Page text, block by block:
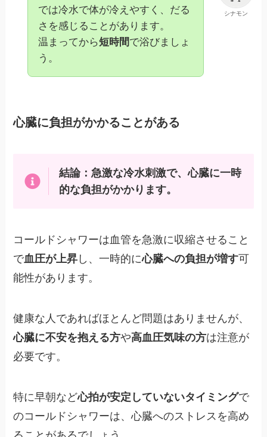
シナモン
では冷水で体が冷えやすく、だる
さを感じることがあります。
温まってから短時間で浴びましょ
う。
心臓に負担がかかることがある
結論：急激な冷水刺激で、心臓に一時
的な負担がかかります。
コールドシャワーは血管を急激に収縮させること
で血圧が上昇 し、一時的に心臓への負担が増す可
能性があります。
健康な人であればほとんど問題はありませんが、
心臓に不安を抱える方や高血圧気味の方は注意が
必要です。
特に早朝など心拍が安定していないタイミングで
のコールドシャワーは、心臓へのストレスを高め